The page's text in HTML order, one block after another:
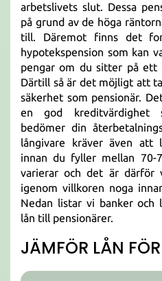
arbetslivets slut. Dessa
på grund av de höga
till. Däremot finns det
hypotekspension som kan
pengar om du sitter på ett
Därtill så är det möjligt att
säkerhet som pensionär.
en god kreditvärdighet
bedömer din
långivare kräver även att
innan du fyller mellan 70-
varierar och det är
igenom villkoren noga
Nedan listar vi banker och
lån till pensionärer.
JÄMFÖR LÅN